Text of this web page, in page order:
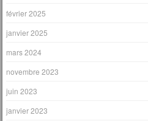
février 2025
janvier 2025
mars 2024
novembre 2023
juin 2023
janvier 2023